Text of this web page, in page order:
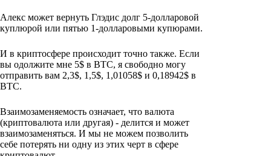
Алекс может вернуть Глэдис долг 5-долларовой
куплюрой или пятью 1-долларовыми купюрами.
И в криптосфере происходит точно также. Если
вы одолжите мне 5$ в BTC, я свободно могу
отправить вам 2,3$, 1,5$, 1,01058$ и 0,18942$ в
BTC.
Взаимозаменяемость означает, что валюта
(криптовалюта или другая) - делится и может
взаимозаменяться. И мы не можем позволить
себе потерять ни одну из этих черт в сфере